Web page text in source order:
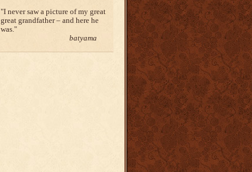
I never saw a picture of my great
great grandfather – and here he
was.
batyama